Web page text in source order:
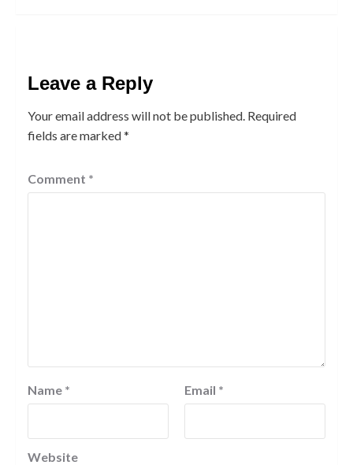
Leave a Reply
Your email address will not be published. Required
fields are marked*
Comment *
Name * Email *
Website